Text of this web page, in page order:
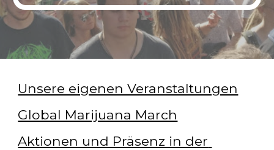
Unsere eigenen Veranstaltungen
Global Marijuana March
Aktionen und Präsenz in der